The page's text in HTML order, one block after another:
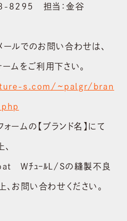
SUSTAINABILITY
サステナビリティ
shopping_cartONLINE STORE
8295 担当：金谷
ルでのお問い合わせは、
ムをご利用下さい。
s.com/~palgr/bran
ームの【ブランド名】にて
WﾁｭｰﾙL/Sの縫製不良
､お問い合わせください。